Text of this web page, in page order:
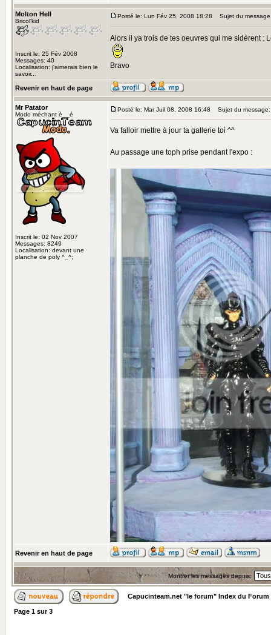
Molton Hell
Bricol'kid
Inscrit le: 25 Fév 2008
Messages: 40
Localisation: j'aimerais bien le
savoir...
Posté le: Lun Fév 25, 2008 18:28 Sujet du
Alors il ya trois de tes oeuvres qui me sidèrent :
Bravo
Revenir en haut de page
Mr Patator
Modo méchant è__é
Inscrit le: 02 Nov 2007
Messages: 8249
Localisation: devant une
planche de poly ^_^;
Posté le: Mar Juil 08, 2008 16:48 Sujet du message:
Va falloir mettre à jour ta gallerie toi ^^
Au passage une toph prise pendant l'expo :
Revenir en haut de page
Montrer les messages depuis:
Capucinteam.net "le forum" Index du Forum
Page 1 sur3